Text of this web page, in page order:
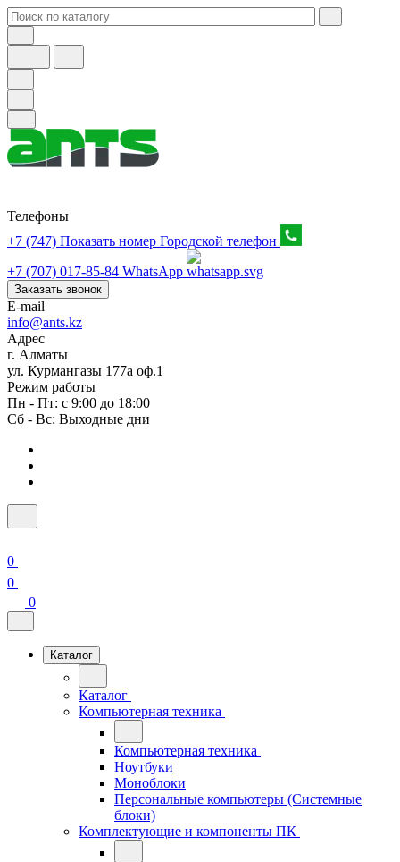
Телефоны
+7 (747) Показать номер Городской телефон
+7 (707) 017-85-84 WhatsApp
Заказать звонок
E-mail
info@ants.kz
Адрес
г. Алматы
ул. Курмангазы 177а оф.1
Режим работы
Пн - Пт: с 9:00 до 18:00
Сб - Вс: Выходные дни
0
0
0
Каталог
Каталог
Компьютерная техника
Компьютерная техника
Ноутбуки
Моноблоки
Персональные компьютеры (Системные
блоки)
Комплектующие и компоненты ПК